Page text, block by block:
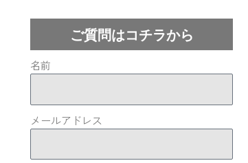
ご質問はコチラから
名前
メールアドレス